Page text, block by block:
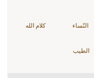
النّساء كلام الله
الطيب